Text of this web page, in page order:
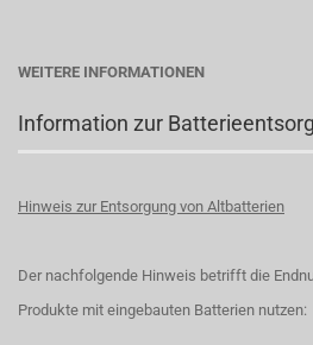
WEITERE INFORMATIONEN
Information zur
Hinweis zur Entsorgung von Altbatterien
Der nachfolgende Hinweis betrifft die
Produkte mit eingebauten Batterien nutzen: